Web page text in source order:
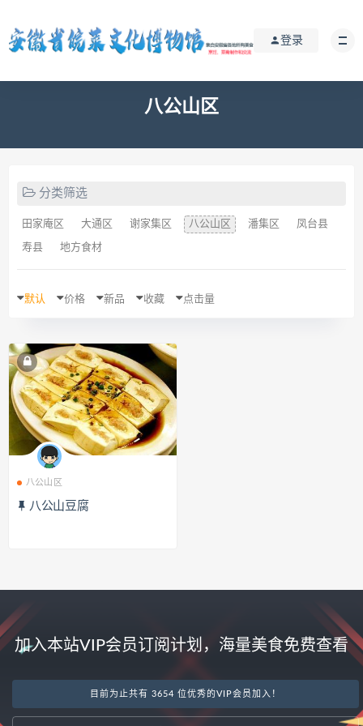
登录
八公山区
分类筛选
田家庵区 大通区 谢家集区 八公山区 潘集区 凤台县
寿县 地方食材
默认 价格 新品 收藏 点击量
八公山区
八公山豆腐
加入本站VIP会员订阅计划，海量美食免费查看
目前为止共有 3654 位优秀的VIP会员加入！